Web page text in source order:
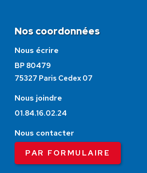
Nos coordonnées
Nous écrire
BP 80479
75327 Paris Cedex 07
Nous joindre
01.84.16.02.24
Nous contacter
PAR FORMULAIRE